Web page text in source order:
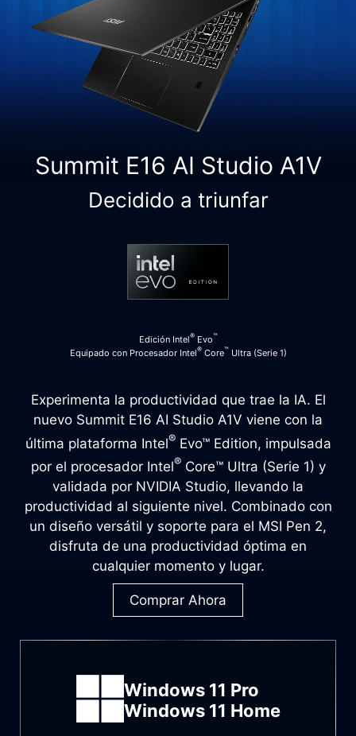
Summit E16 AI Studio A1V
Decidido a triunfar
Edición Intel®Evo™
Equipado con Procesador Intel®Core™Ultra (Serie 1)
Experimenta la productividad que trae la IA. El
nuevo Summit E16 AI Studio A1V viene con la
última plataforma Intel®Evo™ Edition, impulsada
por el procesador Intel®Core™ Ultra (Serie 1) y
validada por NVIDIA Studio, llevando la
productividad al siguiente nivel. Combinado con
un diseño versátil y soporte para el MSI Pen 2,
disfruta de una productividad óptima en
cualquier momento y lugar.
Comprar Ahora
Windows 11 Pro
Windows 11 Home